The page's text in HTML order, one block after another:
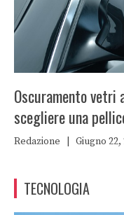
Oscuramento vetri
scegliere una
Redazione Giugno 22,
TECNOLOGIA